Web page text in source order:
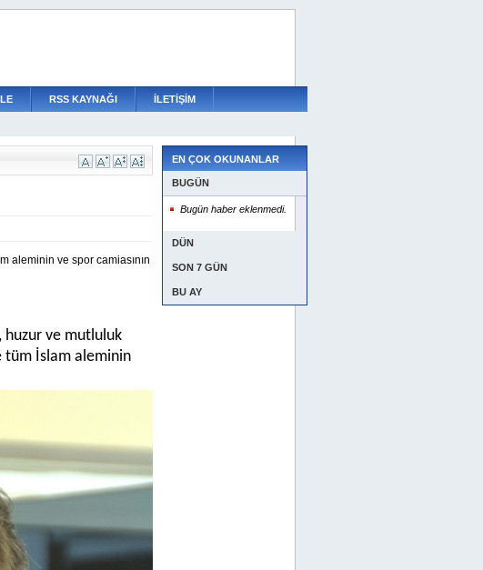
RSS KAYNAĞI İLETİŞİM
aleminin ve spor camiasının
huzur ve mutluluk
tüm İslam aleminin
EN ÇOK OKUNANLAR
BUGÜN
Bugün haber eklenmedi.
DÜN
SON 7 GÜN
BU AY